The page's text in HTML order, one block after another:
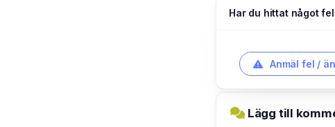
Har du hittat något
Anmäl fel /
Lägg till